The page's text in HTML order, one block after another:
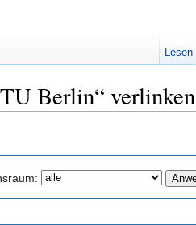
Berlin“ verlinken
Lesen